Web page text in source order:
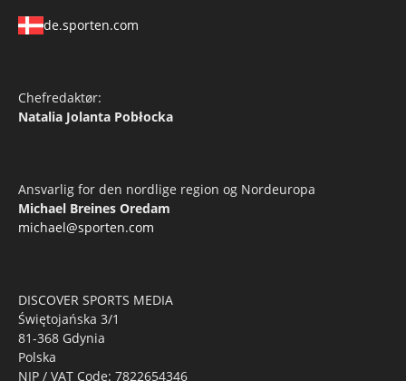
de.sporten.com
Chefredaktør:
Natalia Jolanta Pobłocka
Ansvarlig for den nordlige region og Nordeuropa
Michael Breines Oredam
michael@sporten.com
DISCOVER SPORTS MEDIA
Świętojańska 3/1
81-368 Gdynia
Polska
NIP / VAT Code: 7822654346